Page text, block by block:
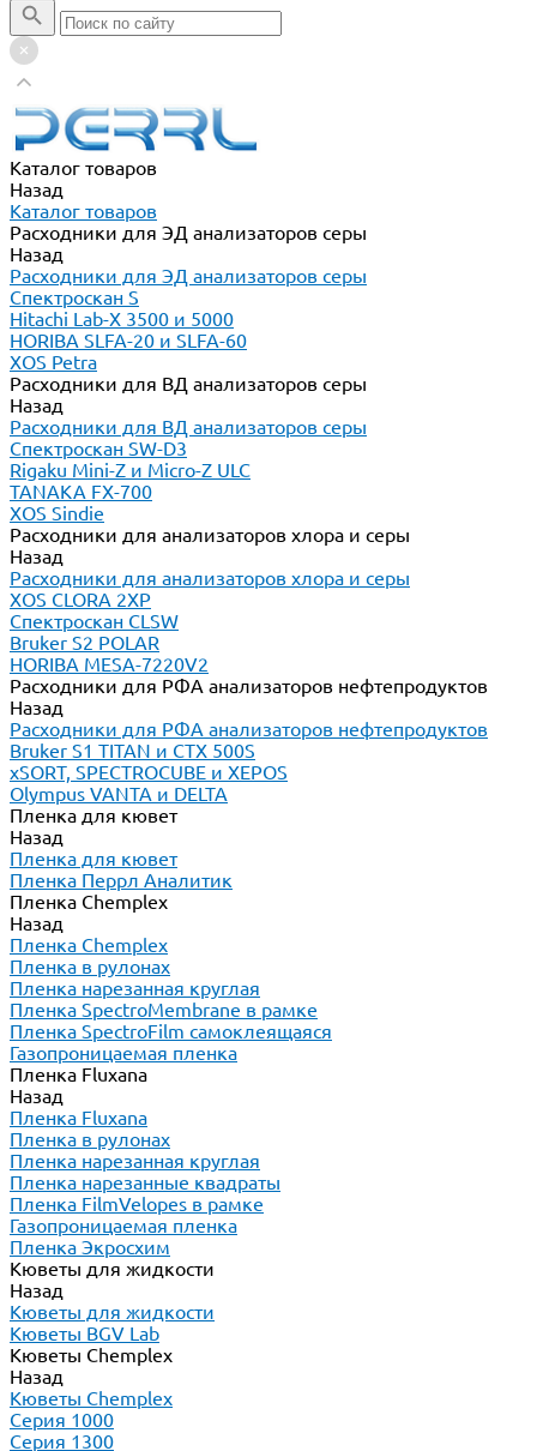
Каталог товаров
Назад
Каталог товаров
Расходники для ЭД анализаторов серы
Назад
Расходники для ЭД анализаторов серы
Спектроскан S
Hitachi Lab-X 3500 и 5000
HORIBA SLFA-20 и SLFA-60
XOS Petra
Расходники для ВД анализаторов серы
Назад
Расходники для ВД анализаторов серы
Спектроскан SW-D3
Rigaku Mini-Z и Micro-Z ULC
TANAKA FX-700
XOS Sindie
Расходники для анализаторов хлора и серы
Назад
Расходники для анализаторов хлора и серы
XOS CLORA 2XP
Спектроскан CLSW
Bruker S2 POLAR
HORIBA MESA-7220V2
Расходники для РФА анализаторов нефтепродуктов
Назад
Расходники для РФА анализаторов нефтепродуктов
Bruker S1 TITAN и CTX 500S
xSORT, SPECTROCUBE и XEPOS
Olympus VANTA и DELTA
Пленка для кювет
Назад
Пленка для кювет
Пленка Перрл Аналитик
Пленка Chemplex
Назад
Пленка Chemplex
Пленка в рулонах
Пленка нарезанная круглая
Пленка SpectroMembrane в рамке
Пленка SpectroFilm самоклеящаяся
Газопроницаемая пленка
Пленка Fluxana
Назад
Пленка Fluxana
Пленка в рулонах
Пленка нарезанная круглая
Пленка нарезанные квадраты
Пленка FilmVelopes в рамке
Газопроницаемая пленка
Пленка Экросхим
Кюветы для жидкости
Назад
Кюветы для жидкости
Кюветы BGV Lab
Кюветы Chemplex
Назад
Кюветы Chemplex
Серия 1000
Серия 1300